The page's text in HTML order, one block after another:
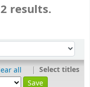
results.
all | Select titles